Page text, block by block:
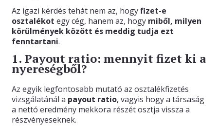
Az igazi kérdés tehát nem az, hogyfizet-e
osztalékot egy cég, hanem az, hogy miből, milyen
körülmények között és meddig tudja ezt
fenntartani.
1. Payout ratio: mennyit fizet ki a
nyereségből?
Az egyik legfontosabb mutató az osztalékfizetés
vizsgálatánál a payout ratio, vagyis hogy a társaság
a nettó eredmény mekkora részét osztja vissza a
részvényeseknek.